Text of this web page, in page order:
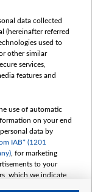
data collected
(hereinafter referred
used to
other similar
services,
features and
use of automatic
on your end
data by
IAB* (1201
, for marketing
to your
which we indicate